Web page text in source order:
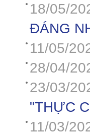
18/05/
ĐÁNG
11/05/
28/04/
23/03/
"THỰC
11/03/